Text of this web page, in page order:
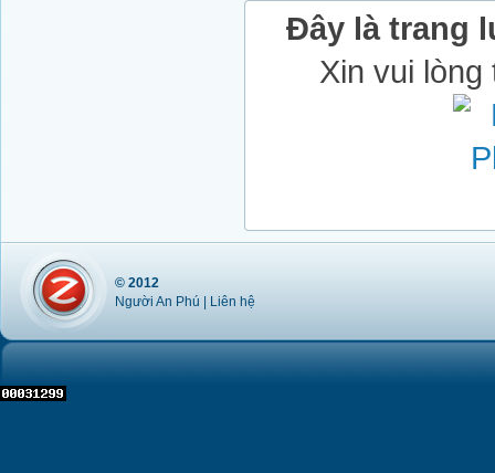
Đây là trang
Xin vui
© 2012
Người An Phú | Liên hệ